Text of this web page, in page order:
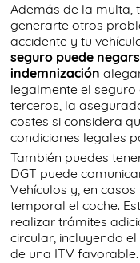
Además de la multa,
generarte otros
accidente y tu
seguro puede
indemnización
legalmente el
terceros, la
costes si considera
condiciones legales
También puedes
DGT puede
Vehículos y, en
temporal el coche.
realizar trámites
circular, incluyendo
de una ITV favorable.